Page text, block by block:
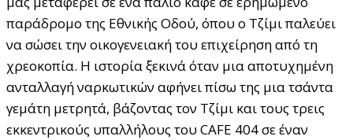
παράδρομο της Εθνικής Οδού, όπου ο Τζίμι παλεύει
να σώσει την οικογενειακή του επιχείρηση από τη
χρεοκοπία. Η ιστορία ξεκινά όταν μια αποτυχημένη
ανταλλαγή ναρκωτικών αφήνει πίσω της μια τσάντα
γεμάτη μετρητά, βάζοντας τον Τζίμι και τους τρεις
εκκεντρικούς υπαλλήλους του CAFE 404 σε έναν